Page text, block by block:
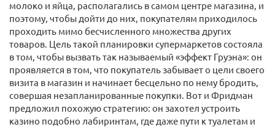
молоко и яйца, располагались в самом центре магазина, и
поэтому, чтобы дойти до них, покупателям приходилось
проходить мимо бесчисленного множества других
товаров. Цель такой планировки супермаркетов состояла
в том, чтобы вызвать так называемый «эффект Груэна»: он
проявляется в том, что покупатель забывает о цели своего
визита в магазин и начинает бесцельно по нему бродить,
совершая незапланированные покупки. Вот и Фридман
предложил похожую стратегию: он захотел устроить
казино подобно лабиринтам, где даже пути к туалетам и